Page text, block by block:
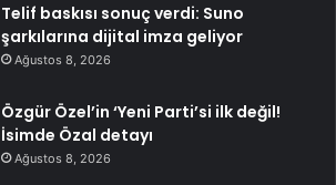
Telif baskısı sonuç verdi: Suno
şarkılarına dijital imza geliyor
Ağustos 8, 2026
Özgür Özel’in ‘Yeni Parti’si ilk değil!
İsimde Özal detayı
Ağustos 8, 2026